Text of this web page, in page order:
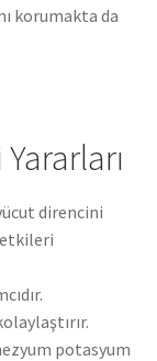
korumakta da
direncini
etkileri
potasyum